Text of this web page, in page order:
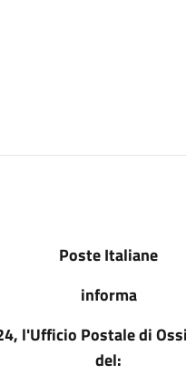
Poste Italiane
informa
l'Ufficio Postale di
del: